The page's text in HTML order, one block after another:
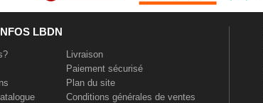
LBDN
Livraison
Paiement sécurisé
Plan du site
Conditions générales de ventes